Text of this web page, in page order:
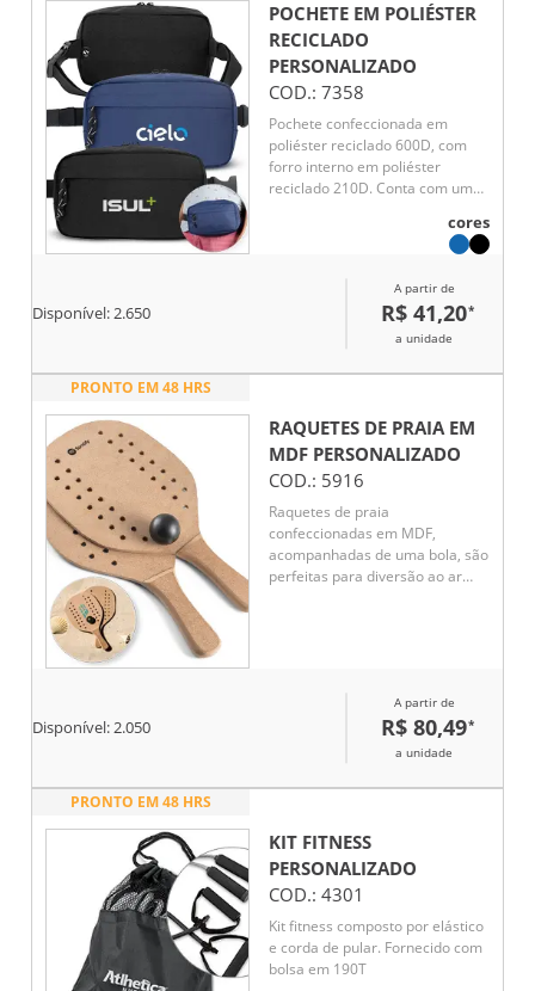
POCHETE EM POLIÉSTER
RECICLADO
PERSONALIZADO
COD.: 7358
Pochete confeccionada em
poliéster reciclado 600D, com
forro interno em poliéster
reciclado 210D. Conta com um
espaçoso e um bolso frontal
para itens menores, unindo
dia a dia. Ideal para quem busca
funcionalidade com consciência
cores
Disponível:2.650
A partir de
R$ 41,20*
a unidade
PRONTO EM 48 HRS
RAQUETES DE PRAIA EM
MDF PERSONALIZADO
COD.: 5916
Raquetes de praia
confeccionadas em MDF,
acompanhadas de uma bola, são
perfeitas para diversão ao ar
armazenamento. Leves e
duráveis, são ideais para jogos
na areia ou no parque,
lazer em família e amigos.
Disponível:2.050
A partir de
R$ 80,49*
a unidade
PRONTO EM 48 HRS
KIT FITNESS
PERSONALIZADO
COD.: 4301
Kit fitness composto por elástico
e corda de pular. Fornecido com
bolsa em 190T